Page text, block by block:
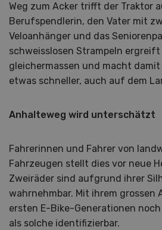
Weg zum Acker trifft der Traktor
Berufspendlerin, den Vater mit
Veloanhänger und das
schweisslosen Strampeln
gleichermassen und macht
etwas schneller, auch auf dem
Anhalteweg wird unterschätzt
Fahrerinnen und Fahrer von
Fahrzeugen stellt dies vor neue
Zweiräder sind aufgrund ihrer
wahrnehmbar. Mit ihrem grossen
ersten E-Bike-Generationen
als solche identifizierbar.